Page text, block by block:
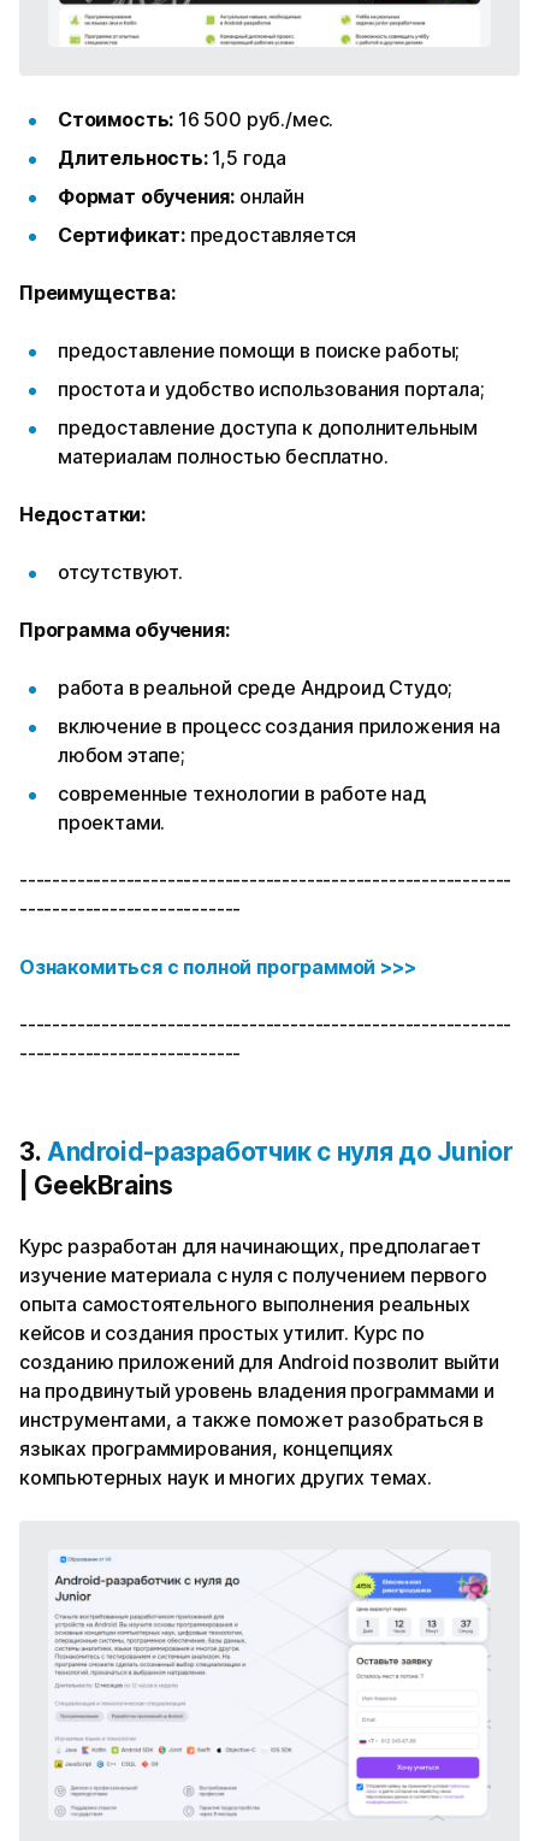
Стоимость: 16 500 руб./мес.
Длительность:1,5 года
Формат обучения: онлайн
Сертификат: предоставляется
Преимущества:
предоставление помощи в поиске работы;
простота и удобство использования портала;
предоставление доступа к дополнительным
материалам полностью бесплатно.
Недостатки:
отсутствуют.
Программа обучения:
работа в реальной среде Андроид Студо;
включение в процесс создания приложения на
любом этапе;
современные технологии в работе над
проектами.
------------------------------------------------------------
---------------------------
Ознакомиться с полной программой >>>
------------------------------------------------------------
---------------------------
3. Android-разработчик с нуля до Junior
| GeekBrains
Курс разработан для начинающих, предполагает
изучение материала с нуля с получением первого
опыта самостоятельного выполнения реальных
кейсов и создания простых утилит. Курс по
созданию приложений для Android позволит выйти
на продвинутый уровень владения программами и
инструментами, а также поможет разобраться в
языках программирования, концепциях
компьютерных наук и многих других темах.